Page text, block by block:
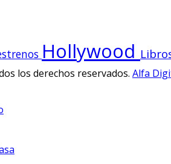
Hollywood
los derechos reservados. Alfa